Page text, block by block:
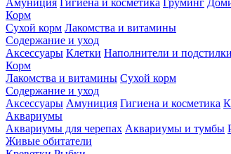
Амуниция Гигиена и косметика Груминг
Корм
Сухой корм Лакомства и витамины
Содержание и уход
Аксессуары Клетки Наполнители и подстилки
Корм
Лакомства и витамины Сухой корм
Содержание и уход
Аксессуары Амуниция Гигиена и косметика
Аквариумы
Аквариумы для черепах Аквариумы и тумбы
Живые обитатели